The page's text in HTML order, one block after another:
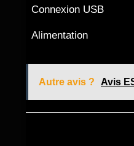
Connexion USB
Alimentation
Autre avis ? Avis